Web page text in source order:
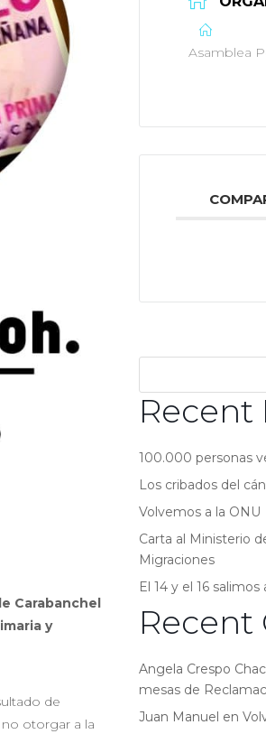
Carabanchel
y
de
otorgar a la
Asamblea
Recent
100.000 personas
Los cribados del
Volvemos a la ONU
Carta al Ministerio
Migraciones
El 14 y el 16
Angela Crespo
mesas de
Juan Manuel en